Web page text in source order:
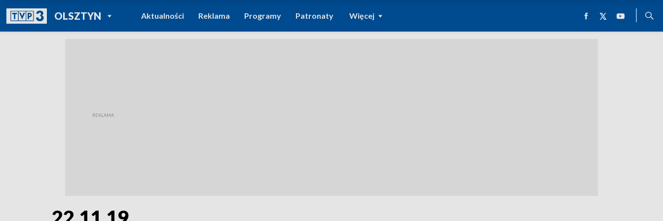
OLSZTYNPOWRÓT DO
TVP REGIONY
Aktualności Reklama Programy Patronaty Więcej